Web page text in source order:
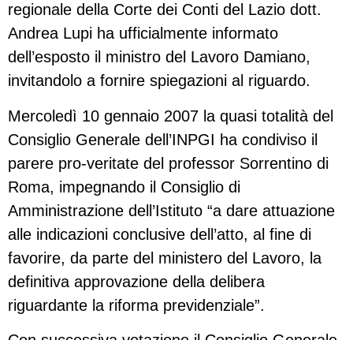
regionale della Corte dei Conti del Lazio dott.
Andrea Lupi ha ufficialmente informato
dell’esposto il ministro del Lavoro Damiano,
invitandolo a fornire spiegazioni al riguardo.
Mercoledì 10 gennaio 2007 la quasi totalità del
Consiglio Generale dell’INPGI ha condiviso il
parere pro-veritate del professor Sorrentino di
Roma, impegnando il Consiglio di
Amministrazione dell’Istituto “a dare attuazione
alle indicazioni conclusive dell’atto, al fine di
favorire, da parte del ministero del Lavoro, la
definitiva approvazione della delibera
riguardante la riforma previdenziale”.